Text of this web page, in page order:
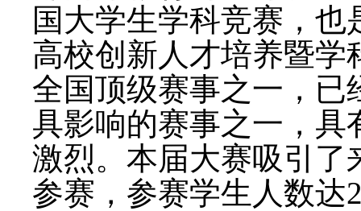
国大学生学科竞赛，
高校创新人才培养暨学
全国顶级赛事之一，已
具影响的赛事之一，具
激烈。本届大赛吸引了
参赛，参赛学生人数达